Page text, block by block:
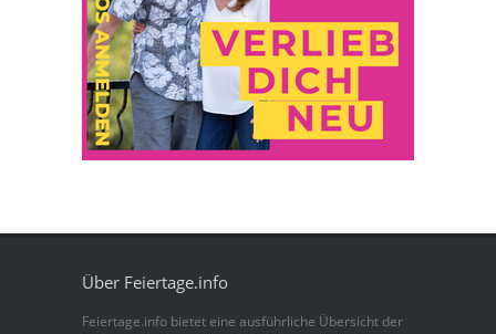
Über Feiertage.info
Feiertage.info bietet eine ausführliche Übersicht der